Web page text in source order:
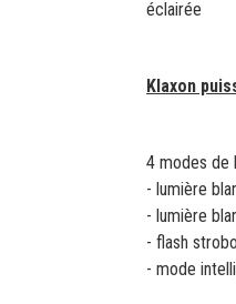
éclairée
Klaxon
4 modes de
- lumière
- lumière
- flash
- mode